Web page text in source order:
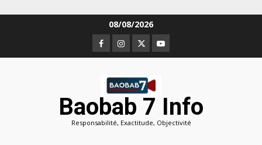
08/08/2026
Facebook
Instagram
TwitterYoutube
Baobab 7 Info
Responsabilité, Exactitude, Objectivité